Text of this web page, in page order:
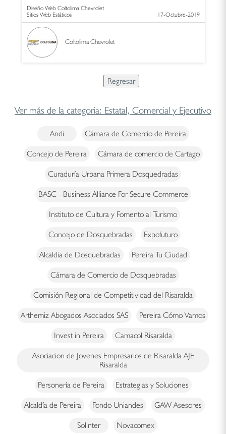
Diseño Web Coltolima Chevrolet
Sitios Web Estáticos
17-Octubre-2019
Coltolima Chevrolet
Ver más de la categoria: Estatal, Comercial y Ejecutivo
Andi Cámara de Comercio de Pereira
Concejo de Pereira Cámara de comercio de Cartago
Curaduría Urbana Primera Dosquedradas
BASC - Business Alliance For Secure Commerce
Instituto de Cultura y Fomento al Turismo
Concejo de Dosquebradas Expofuturo
Alcaldia de Dosquebradas Pereira Tu Ciudad
Cámara de Comercio de Dosquebradas
Comisión Regional de Competitividad del Risaralda
Arthemiz Abogados Asociados SAS Pereira Cómo Vamos
Invest in Pereira Camacol Risaralda
Asociacion de Jovenes Empresarios de Risaralda AJE
Risaralda
Personería de Pereira Estrategias y Soluciones
Alcaldía de Pereira Fondo Uniandes GAW Asesores
Solinter Novacomex